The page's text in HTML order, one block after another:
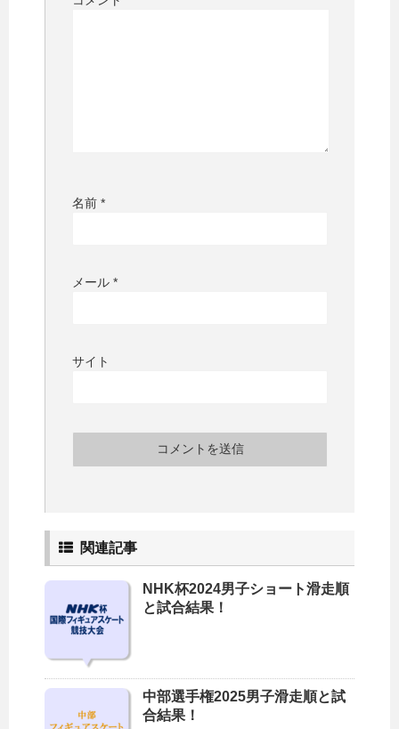
名前 *
メール *
サイト
関連記事
NHK杯2024男子ショート滑走順
と試合結果！
中部選手権2025男子滑走順と試
合結果！